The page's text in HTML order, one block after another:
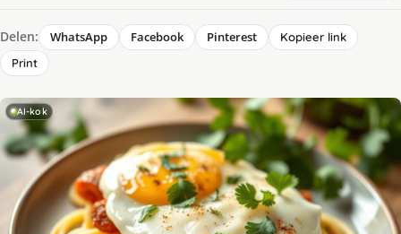
Delen: WhatsApp Facebook Pinterest
Kopieer link
Print
AI-kok